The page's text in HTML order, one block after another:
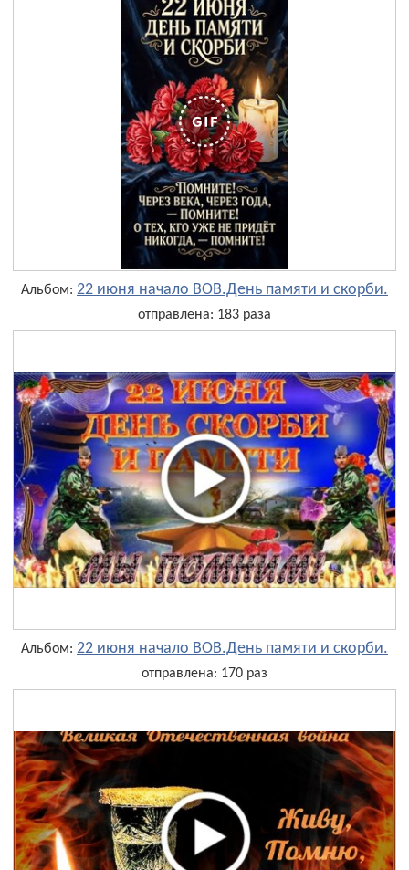
Альбом: 22 июня начало ВОВ.День памяти и скорби.
отправлена: 183 раза
Альбом: 22 июня начало ВОВ.День памяти и скорби.
отправлена: 170 раз